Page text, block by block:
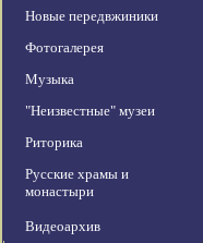
Новые передвжиники
Фотогалерея
Музыка
"Неизвестные" музеи
Риторика
Русские храмы и
монастыри
Видеоархив